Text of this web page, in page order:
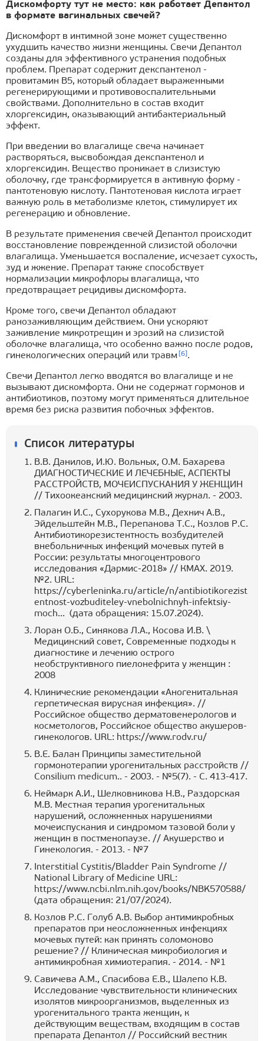
Дискомфорту тут не место: как работает Депантол
в формате вагинальных свечей?
Дискомфорт в интимной зоне может существенно
ухудшить качество жизни женщины. Свечи Депантол
созданы для эффективного устранения подобных
проблем. Препарат содержит декспантенол -
провитамин В5, который обладает выраженными
регенерирующими и противовоспалительными
свойствами. Дополнительно в состав входит
хлоргексидин, оказывающий антибактериальный
эффект.
При введении во влагалище свеча начинает
растворяться, высвобождая декспантенол и
хлоргексидин. Вещество проникает в слизистую
оболочку, где трансформируется в активную форму -
пантотеновую кислоту. Пантотеновая кислота играет
важную роль в метаболизме клеток, стимулирует их
регенерацию и обновление.
В результате применения свечей Депантол происходит
восстановление поврежденной слизистой оболочки
влагалища. Уменьшается воспаление, исчезает сухость,
зуд и жжение. Препарат также способствует
нормализации микрофлоры влагалища, что
предотвращает рецидивы дискомфорта.
Кроме того, свечи Депантол обладают
ранозаживляющим действием. Они ускоряют
заживление микротрещин и эрозий на слизистой
оболочке влагалища, что особенно важно после родов,
гинекологических операций или травм [6] .
Свечи Депантол легко вводятся во влагалище и не
вызывают дискомфорта. Они не содержат гормонов и
антибиотиков, поэтому могут применяться длительное
время без риска развития побочных эффектов.
Список литературы
В.В. Данилов, И.Ю. Вольных, О.М. Бахарева
ДИАГНОСТИЧЕСКИЕ И ЛЕЧЕБНЫЕ, АСПЕКТЫ
РАССТРОЙСТВ, МОЧЕИСПУСКАНИЯ У ЖЕНЩИН
// Тихоокеанский медицинский журнал. - 2003.
Палагин И.С., Сухорукова М.В., Дехнич А.В.,
Эйдельштейн М.В., Перепанова Т.С., Козлов Р.С.
Антибиотикорезистентность возбудителей
внебольничных инфекций мочевых путей в
России: результаты многоцентрового
исследования «Дармис-2018» // КМАХ. 2019.
№2. URL:
https://cyberleninka.ru/article/n/antibiotikorezist
entnost-vozbuditeley-vnebolnichnyh-infektsiy-
moch... (дата обращения: 15.07.2024).
Лоран О.Б., Синякова Л.А., Косова И.В. \
Медицинский совет, Современные подходы к
диагностике и лечению острого
необструктивного пиелонефрита у женщин :
2008
Клинические рекомендации «Аногенитальная
герпетическая вирусная инфекция». //
Российское общество дерматовенерологов и
косметологов, Российское общество акушеров-
гинекологов. URL: https://www.rodv.ru/
В.Е. Балан Принципы заместительной
гормонотерапии урогенитальных расстройств //
Consilium medicum.. - 2003. - №5(7). - С. 413-417.
Неймарк А.И., Шелковникова Н.В., Раздорская
М.В. Местная терапия урогенитальных
нарушений, осложненных нарушениями
мочеиспускания и синдромом тазовой боли у
женщин в постменопаузе. // Акушерство и
Гинекология. - 2013. - №7
Interstitial Cystitis/Bladder Pain Syndrome //
National Library of Medicine URL:
https://www.ncbi.nlm.nih.gov/books/NBK570588/
(дата обращения: 21/07/2024).
Козлов Р.С. Голуб А.В. Выбор антимикробных
препаратов при неосложненных инфекциях
мочевых путей: как принять соломоново
решение? // Клиническая микробиология и
антимикробная химиотерапия. - 2014. - №1
Савичева А.М., Спасибова Е.В., Шалепо К.В.
Исследование чувствительности клинических
изолятов микроорганизмов, выделенных из
урогенитального тракта женщин, к
действующим веществам, входящим в состав
препарата Депантол // Российский вестник